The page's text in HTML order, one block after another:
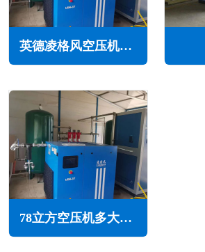
英德凌格风空压机维修保养售后服务电话
78立方空压机多大功率(78立方空压机多少公斤压力)